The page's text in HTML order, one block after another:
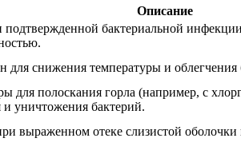
Описание
бактериальной
для снижения температуры и облегчения
для полоскания горла (например, с
уничтожения бактерий.
выраженном отеке слизистой оболочки